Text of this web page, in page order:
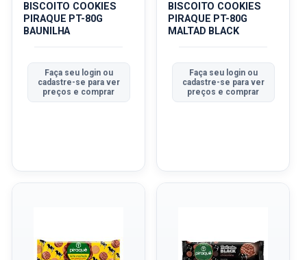
BISCOITO COOKIES
PIRAQUE PT-80G
BAUNILHA
Faça seu login ou
cadastre-se para ver
preços e comprar
BISCOITO COOKIES
PIRAQUE PT-80G
MALTAD BLACK
Faça seu login ou
cadastre-se para ver
preços e comprar